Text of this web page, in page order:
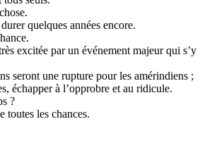
quelques années encore.
excitée par un événement majeur qui s’y
seront une rupture pour les amérindiens ;
échapper à l’opprobre et au ridicule.
?
toutes les chances.